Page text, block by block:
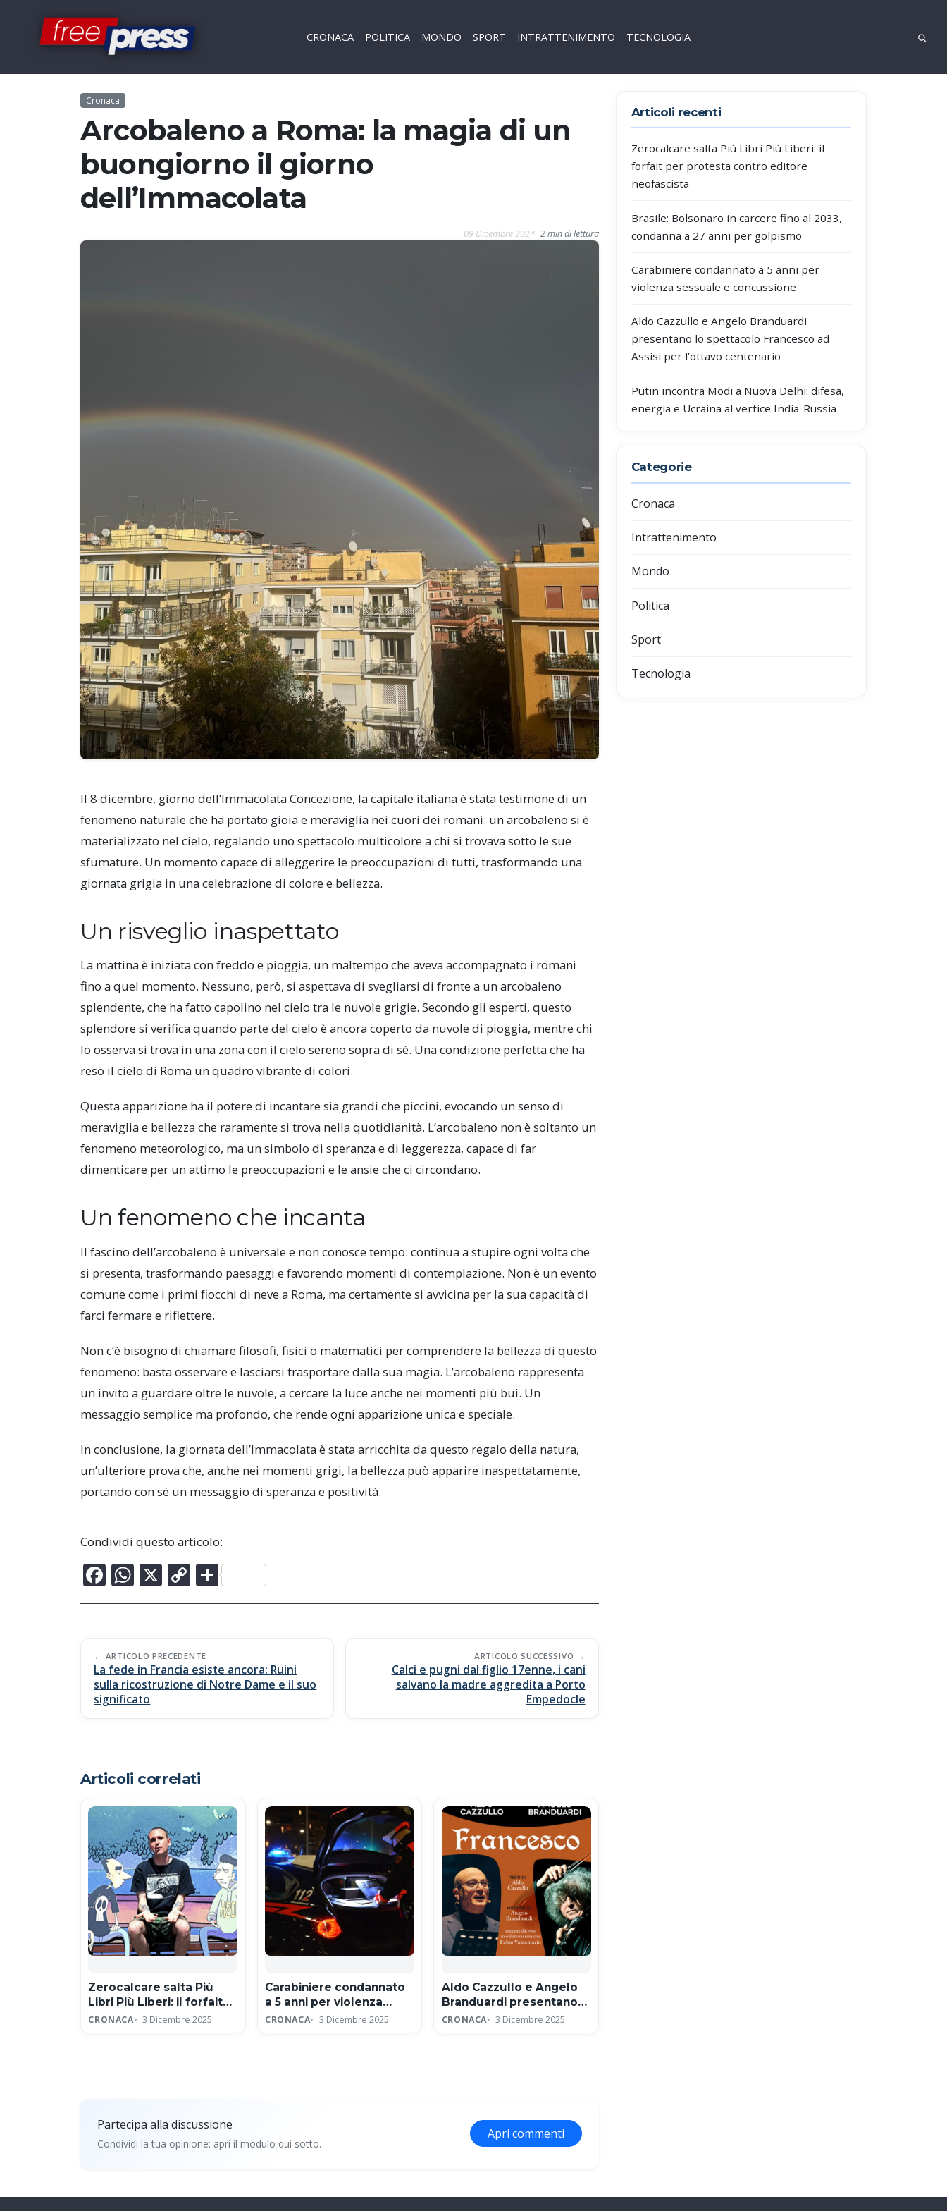
CRONACA POLITICA MONDO SPORT INTRATTENIMENTO TECNOLOGIA
Cronaca
Arcobaleno a Roma: la magia di un
buongiorno il giorno
dell’Immacolata
09 Dicembre 2024 2 min di lettura
Il 8 dicembre, giorno dell’Immacolata Concezione, la capitale italiana è stata testimone di un
fenomeno naturale che ha portato gioia e meraviglia nei cuori dei romani: un arcobaleno si è
materializzato nel cielo, regalando uno spettacolo multicolore a chi si trovava sotto le sue
sfumature. Un momento capace di alleggerire le preoccupazioni di tutti, trasformando una
giornata grigia in una celebrazione di colore e bellezza.
Un risveglio inaspettato
La mattina è iniziata con freddo e pioggia, un maltempo che aveva accompagnato i romani
fino a quel momento. Nessuno, però, si aspettava di svegliarsi di fronte a un arcobaleno
splendente, che ha fatto capolino nel cielo tra le nuvole grigie. Secondo gli esperti, questo
splendore si verifica quando parte del cielo è ancora coperto da nuvole di pioggia, mentre chi
lo osserva si trova in una zona con il cielo sereno sopra di sé. Una condizione perfetta che ha
reso il cielo di Roma un quadro vibrante di colori.
Questa apparizione ha il potere di incantare sia grandi che piccini, evocando un senso di
meraviglia e bellezza che raramente si trova nella quotidianità. L’arcobaleno non è soltanto un
fenomeno meteorologico, ma un simbolo di speranza e di leggerezza, capace di far
dimenticare per un attimo le preoccupazioni e le ansie che ci circondano.
Un fenomeno che incanta
Il fascino dell’arcobaleno è universale e non conosce tempo: continua a stupire ogni volta che
si presenta, trasformando paesaggi e favorendo momenti di contemplazione. Non è un evento
comune come i primi fiocchi di neve a Roma, ma certamente si avvicina per la sua capacità di
farci fermare e riflettere.
Non c’è bisogno di chiamare filosofi, fisici o matematici per comprendere la bellezza di questo
fenomeno: basta osservare e lasciarsi trasportare dalla sua magia. L’arcobaleno rappresenta
un invito a guardare oltre le nuvole, a cercare la luce anche nei momenti più bui. Un
messaggio semplice ma profondo, che rende ogni apparizione unica e speciale.
In conclusione, la giornata dell’Immacolata è stata arricchita da questo regalo della natura,
un’ulteriore prova che, anche nei momenti grigi, la bellezza può apparire inaspettatamente,
portando con sé un messaggio di speranza e positività.
Condividi questo articolo:
F
ac
b
o
o
k
W
h
s
A
p
p
X C
o
y
Li
n
k
C
o
di
vi
di
Post
navigation
ARTICOLO PRECEDENTE
La fede in Francia esiste ancora: Ruini
sulla ricostruzione di Notre Dame e il suo
significato
ARTICOLO SUCCESSIVO
Calci e pugni dal figlio 17enne, i cani
salvano la madre aggredita a Porto
Empedocle
Articoli correlati
Zerocalcare salta Più
Libri Più Liberi: il forfait
per protesta contro
CRONACA 3 Dicembre 2025
Carabiniere condannato
a 5 anni per violenza
sessuale e concussione
CRONACA 3 Dicembre 2025
Aldo Cazzullo e Angelo
Branduardi presentano
lo spettacolo Francesco
CRONACA 3 Dicembre 2025
Partecipa alla discussione
Condividi la tua opinione: apri il modulo qui sotto.
Apri commenti
Articoli recenti
Zerocalcare salta Più Libri Più Liberi: il
forfait per protesta contro editore
neofascista
Brasile: Bolsonaro in carcere fino al 2033,
condanna a 27 anni per golpismo
Carabiniere condannato a 5 anni per
violenza sessuale e concussione
Aldo Cazzullo e Angelo Branduardi
presentano lo spettacolo Francesco ad
Assisi per l’ottavo centenario
Putin incontra Modi a Nuova Delhi: difesa,
energia e Ucraina al vertice India-Russia
Categorie
Cronaca
Intrattenimento
Mondo
Politica
Sport
Tecnologia